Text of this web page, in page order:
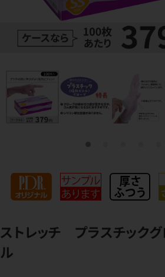
ストレッチ プラスチック
ル